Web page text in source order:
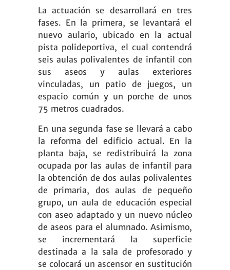
La actuación se desarrollará en tres
fases. En la primera, se levantará el
nuevo aulario, ubicado en la actual
pista polideportiva, el cual contendrá
seis aulas polivalentes de infantil con
sus aseos y aulas exteriores
vinculadas, un patio de juegos, un
espacio común y un porche de unos
75 metros cuadrados.
En una segunda fase se llevará a cabo
la reforma del edificio actual. En la
planta baja, se redistribuirá la zona
ocupada por las aulas de infantil para
la obtención de dos aulas polivalentes
de primaria, dos aulas de pequeño
grupo, un aula de educación especial
con aseo adaptado y un nuevo núcleo
de aseos para el alumnado. Asimismo,
se incrementará la superficie
destinada a la sala de profesorado y
se colocará un ascensor en sustitución